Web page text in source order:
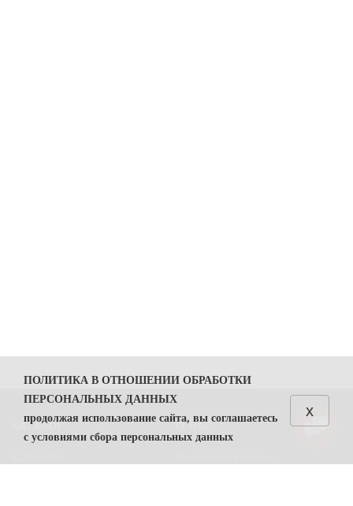
КАТАЛОГ О НАС
ПОЛИТИКА В ОТНОШЕНИИ ОБРАБОТКИ
ПЕРСОНАЛЬНЫХ ДАННЫХ
продолжая использование сайта, вы соглашаетесь
с условиями сбора персональных данных
x